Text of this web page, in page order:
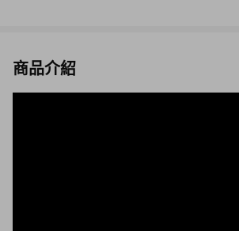
商品介紹